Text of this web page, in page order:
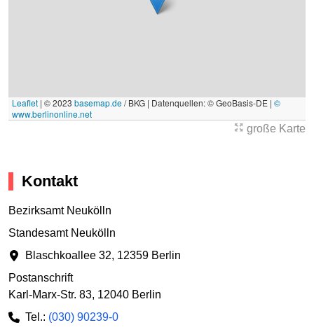
Leaflet | © 2023 basemap.de/ BKG | Datenquellen: © GeoBasis-DE | ©
www.berlinonline.net
große Karte
Kontakt
Bezirksamt Neukölln
Standesamt Neukölln
Blaschkoallee 32, 12359 Berlin
Postanschrift
Karl-Marx-Str. 83, 12040 Berlin
Tel.: (030) 90239-0